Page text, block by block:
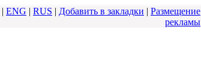
| ENG | RUS | Добавить в закладки | Размещение
pекламы